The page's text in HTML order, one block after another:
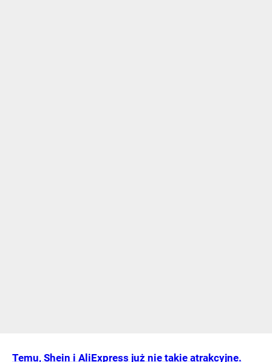
Temu, Shein i AliExpress już nie takie atrakcyjne.